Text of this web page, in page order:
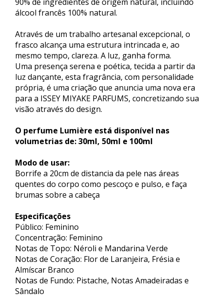
lcool francês 100% natural.
Através de um trabalho artesanal excepcional, o
frasco alcança uma estrutura intrincada e, ao
mesmo tempo, clareza. A luz, ganha forma.
Uma presença serena e poética, tecida a partir da
luz dançante, esta fragrância, com personalidade
própria, é uma criação que anuncia uma nova era
para a ISSEY MIYAKE PARFUMS, concretizando sua
visão através do design.
O perfume Lumière está disponível nas
volumetrias de: 30ml, 50ml e 100ml
Modo de usar:
Borrife a 20cm de distancia da pele nas áreas
quentes do corpo como pescoço e pulso, e faça
brumas sobre a cabeça
Especificações
Público: Feminino
Concentração: Feminino
Notas de Topo: Néroli e Mandarina Verde
Notas de Coração: Flor de Laranjeira, Frésia e
Almíscar Branco
Notas de Fundo: Pistache, Notas Amadeiradas e
Sândalo